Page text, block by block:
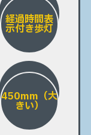
経過時間表
示付き歩灯
450mm（大
きい）